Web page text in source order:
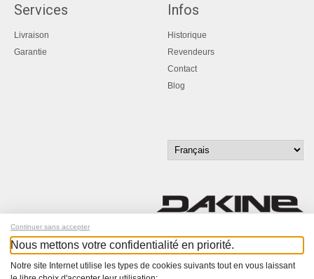
Services
Livraison
Garantie
Infos
Historique
Revendeurs
Contact
Blog
Inscrivez-vous à notre newsletter !
Continuer sans accepter
Nous mettons votre confidentialité en priorité.
Notre site Internet utilise les types de cookies suivants tout en vous laissant